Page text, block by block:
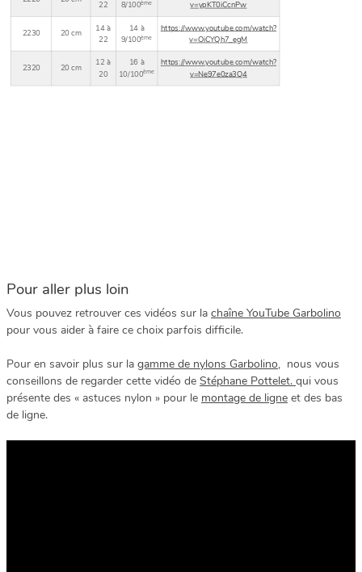
22
8/100ème
v=ypKT0iCcnPw
2230 20 cm
14 à
22
14 à
9/100ème
https://www.youtube.com/watch?
v=OiCYQh7_egM
2320 20 cm
12 à
20
16 à
10/100ème
https://www.youtube.com/watch?
v=Ne97e0za3Q4
Pour aller plus loin
Vous pouvez retrouver ces vidéos sur la chaîne YouTube Garbolino
pour vous aider à faire ce choix parfois difficile.
Pour en savoir plus sur la gamme de nylons Garbolino, nous vous
conseillons de regarder cette vidéo de Stéphane Pottelet. qui vous
présente des « astuces nylon » pour le montage de ligne et des bas
de ligne.